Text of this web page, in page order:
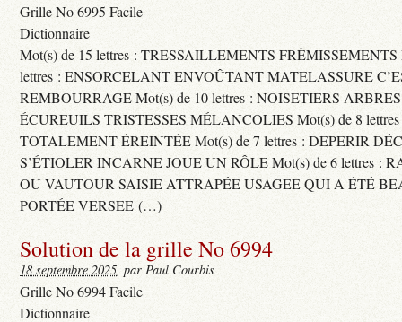
Grille No 6995 Facile
Dictionnaire
Mot(s) de 15 lettres : TRESSAILLEMENTS FRÉMISSEMENTS
lettres : ENSORCELANT ENVOÛTANT MATELASSURE
REMBOURRAGE Mot(s) de 10 lettres : NOISETIERS
ÉCUREUILS TRISTESSES MÉLANCOLIES Mot(s) de 8
TOTALEMENT ÉREINTÉE Mot(s) de 7 lettres : DEPERIR
S’ÉTIOLER INCARNE JOUE UN RÔLE Mot(s) de 6 lettres :
OU VAUTOUR SAISIE ATTRAPÉE USAGEE QUI A ÉTÉ
PORTÉE VERSEE (…)
Solution de la grille No 6994
18 septembre 2025, par Paul Courbis
Grille No 6994 Facile
Dictionnaire